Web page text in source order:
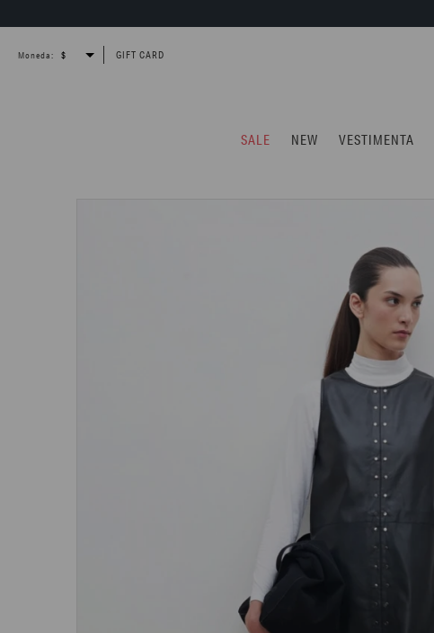
SALE NEW VESTIMENTA
Moneda: GIFT CARD